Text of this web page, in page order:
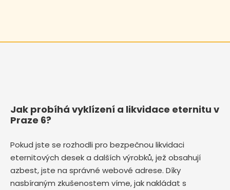
Jak probíhá vyklízení a likvidace eternitu v
Praze 6?
Pokud jste se rozhodli pro bezpečnou likvidaci
eternitových desek a dalších výrobků, jež obsahují
azbest, jste na správné webové adrese. Díky
nasbíraným zkušenostem víme, jak nakládat s